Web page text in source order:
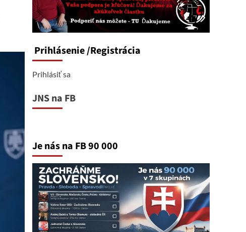
Prihlásenie/Registrácia
Prihlásiť sa
JNS na FB
Je nás na FB 90 000